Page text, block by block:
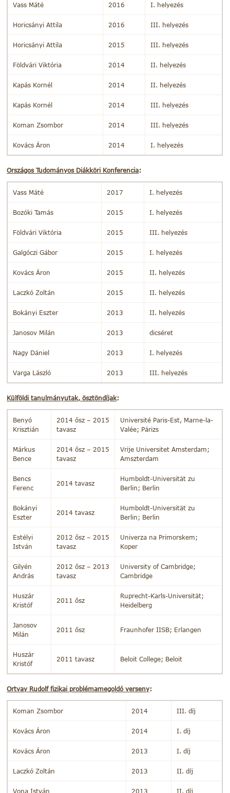
Vass Máté 2016 I. helyezés
Horicsányi Attila 2016 III. helyezés
Horicsányi Attila 2015 III. helyezés
Földvári Viktória 2014 II. helyezés
Kapás Kornél 2014 II. helyezés
Kapás Kornél 2014 III. helyezés
Koman Zsombor 2014 III. helyezés
Kovács Áron 2014 I. helyezés
Országos Tudományos Diákköri Konferencia:
Vass Máté 2017 I. helyezés
Bozóki Tamás 2015 I. helyezés
Földvári Viktória 2015 III. helyezés
Galgóczi Gábor 2015 I. helyezés
Kovács Áron 2015 II. helyezés
Laczkó Zoltán 2015 II. helyezés
Bokányi Eszter 2013 II. helyezés
Janosov Milán 2013 dicséret
Nagy Dániel 2013 I. helyezés
Varga László 2013 III. helyezés
Külföldi tanulmányutak, ösztöndíjak:
Benyó
Krisztián
2014 ősz – 2015
tavasz
Université Paris-Est, Marne-la-
Valée; Párizs
Márkus
Bence
2014 ősz – 2015
tavasz
Vrije Universitet Amsterdam;
Amszterdam
Bencs
Ferenc
2014 tavasz
Humboldt-Universität zu
Berlin; Berlin
Bokányi
Eszter
2014 tavasz
Humboldt-Universität zu
Berlin; Berlin
Estélyi
István
2012 ősz – 2015
tavasz
Univerza na Primorskem;
Koper
Gilyén
András
2012 ősz – 2013
tavasz
University of Cambridge;
Cambridge
Huszár
Kristóf
2011 ősz
Ruprecht-Karls-Universität;
Heidelberg
Janosov
Milán
2011 ősz Fraunhofer IISB; Erlangen
Huszár
Kristóf
2011 tavasz Beloit College; Beloit
Ortvay Rudolf fizikai problémamegoldó verseny:
Koman Zsombor 2014 III. díj
Kovács Áron 2014 I. díj
Kovács Áron 2013 I. díj
Laczkó Zoltán 2013 II. díj
Vona István 2013 II. díj